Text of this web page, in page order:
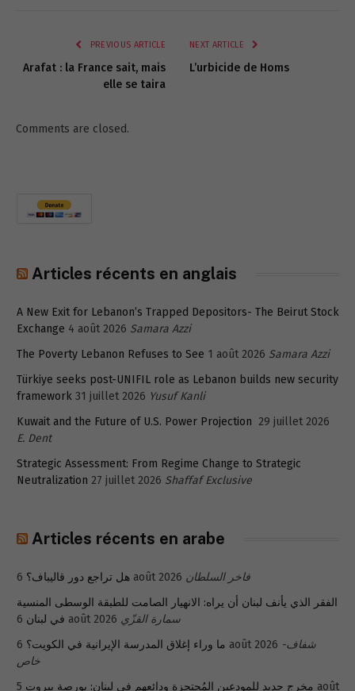
PREVIOUS ARTICLE
Arafat : la France sait, mais
elle se taira
NEXT ARTICLE
L’urbicide de Homs
Comments are closed.
Articles récents en anglais
A New Exit for Lebanon’s Trapped Depositors- The Beirut Stock
Exchange 4 août 2026 Samara Azzi
The Poverty Lebanon Refuses to See 1 août 2026 Samara Azzi
Türkiye seeks post-UNIFIL role as Lebanon builds new security
framework 31 juillet 2026 Yusuf Kanli
Kuwait and the Future of U.S. Power Projection 29 juillet 2026
E. Dent
Strategic Assessment: From Regime Change to Strategic
Neutralization 27 juillet 2026 Shaffaf Exclusive
Articles récents en arabe
هل تراجع دور قاليباف؟ 6 août 2026 فاخر السلطان
الفقر الذي يأنف لبنان أن يراه: الانهيار الصامت للطبقة الوسطى المنسية
في لبنان 6 août 2026 سمارة القزّي
ما وراء إغلاق المدرسة الإيرانية في الكويت؟ 6 août 2026 شفاف-
خاص
مخرج جديد للمودعين المُحتجزة ودائعهم في لبنان: بورصة بيروت 5 août